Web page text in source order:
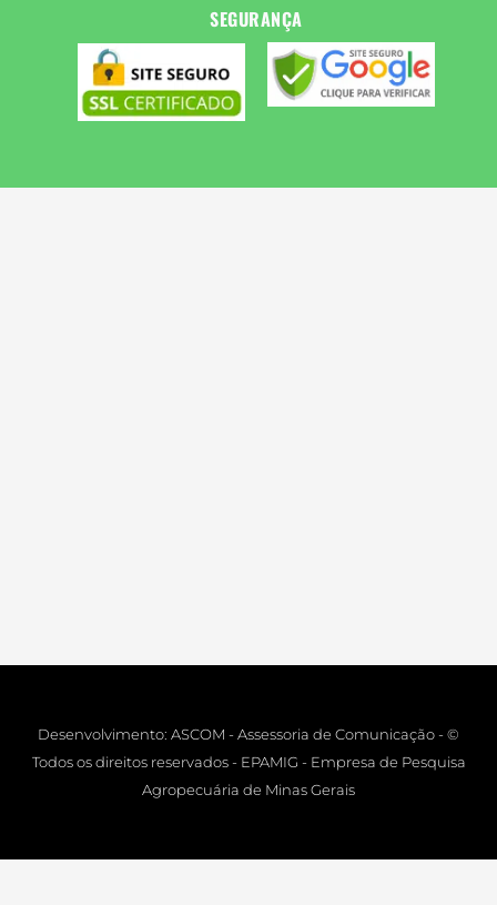
SEGURANÇA
Desenvolvimento: ASCOM - Assessoria de Comunicação - ©
Todos os direitos reservados - EPAMIG - Empresa de Pesquisa
Agropecuária de Minas Gerais